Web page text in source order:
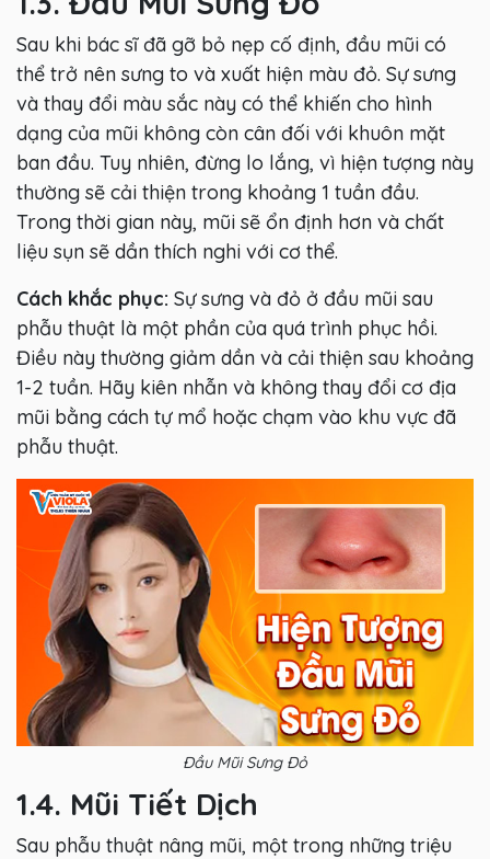
Sau khi bác sĩ đã gỡ bỏ nẹp cố định, đầu mũi có
thể trở nên sưng to và xuất hiện màu đỏ. Sự sưng
và thay đổi màu sắc này có thể khiến cho hình
dạng của mũi không còn cân đối với khuôn mặt
ban đầu. Tuy nhiên, đừng lo lắng, vì hiện tượng này
thường sẽ cải thiện trong khoảng 1 tuần đầu.
Trong thời gian này, mũi sẽ ổn định hơn và chất
liệu sụn sẽ dần thích nghi với cơ thể.
Cách khắc phục: Sự sưng và đỏ ở đầu mũi sau
phẫu thuật là một phần của quá trình phục hồi.
Điều này thường giảm dần và cải thiện sau khoảng
1-2 tuần. Hãy kiên nhẫn và không thay đổi cơ địa
mũi bằng cách tự mổ hoặc chạm vào khu vực đã
phẫu thuật.
Đầu Mũi Sưng Đỏ
1.4. Mũi Tiết Dịch
Sau phẫu thuật nâng mũi, một trong những triệu